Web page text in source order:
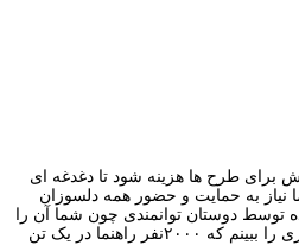
برای طرح ها هزینه شود تا دغدغه ای
به حمایت و حضور همه دلسوزان
توسط دوستان توانمندی چون شما آن را
به مرحله اجرا درآوردند.قبلا هم در این زمینه صحبت کوتاهی با شما داشتم اما غر زدن عده ای و دلسردی ها و نظرات دلسرد کننده شما را از ورود به این مسئله باز داشته امید است روزی را ببینم که ۲۰۰۰نفر راهنما در یک تن